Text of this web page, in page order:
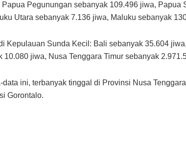
Pegunungan sebanyak 109.496 jiwa, Papua
Utara sebanyak 7.136 jiwa, Maluku sebanyak
Kepulauan Sunda Kecil: Bali sebanyak 35.604
10.080 jiwa, Nusa Tenggara Timur sebanyak
data ini, terbanyak tinggal di Provinsi Nusa
Gorontalo.